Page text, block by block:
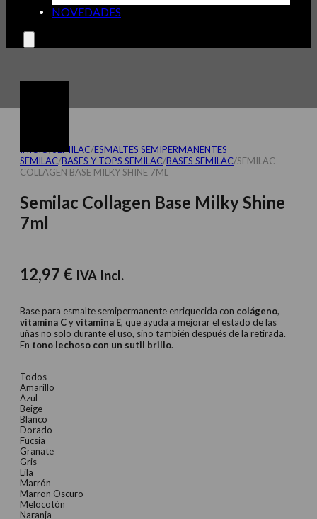
NOVEDADES
SEMILAC/ESMALTES SEMIPERMANENTES
SEMILAC/BASES Y TOPS SEMILAC/BASES SEMILAC/SEMILAC
COLLAGEN BASE MILKY SHINE 7ML
Semilac Collagen Base Milky Shine
7ml
12,97 € IVA Incl.
Base para esmalte semipermanente enriquecida con colágeno,
vitamina Cyvitamina E, que ayuda a mejorar el estado de las
uñas no solo durante el uso, sino también después de la retirada.
En tono lechoso con un sutil brillo.
Todos
Amarillo
Azul
Beige
Blanco
Dorado
Fucsia
Granate
Gris
Lila
Marrón
Marron Oscuro
Melocotón
Naranja